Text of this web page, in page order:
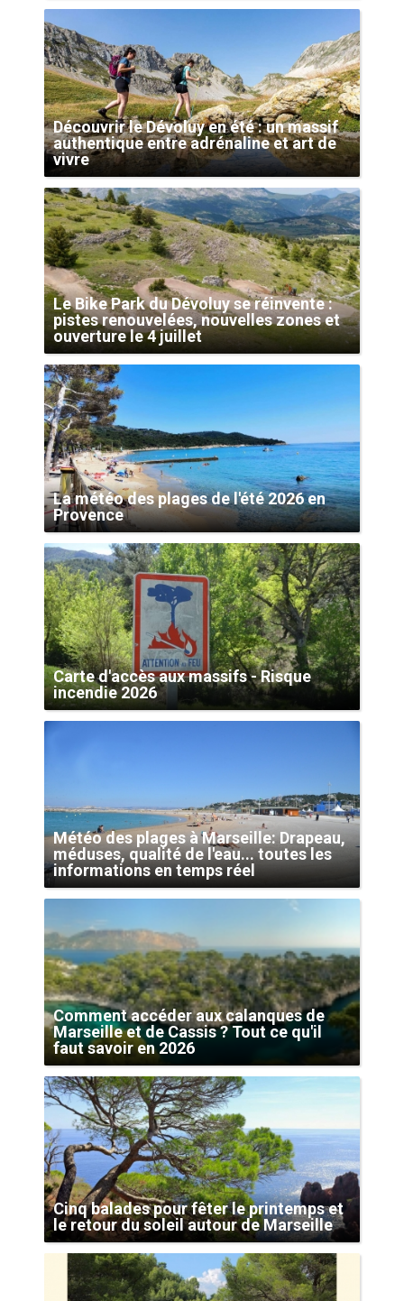
Découvrir le Dévoluy en été : un massif
authentique entre adrénaline et art de
vivre
Le Bike Park du Dévoluy se réinvente :
pistes renouvelées, nouvelles zones et
ouverture le 4 juillet
La météo des plages de l'été 2026 en
Provence
Carte d'accès aux massifs - Risque
incendie 2026
Météo des plages à Marseille: Drapeau,
méduses, qualité de l'eau... toutes les
informations en temps réel
Comment accéder aux calanques de
Marseille et de Cassis ? Tout ce qu'il
faut savoir en 2026
Cinq balades pour fêter le printemps et
le retour du soleil autour de Marseille